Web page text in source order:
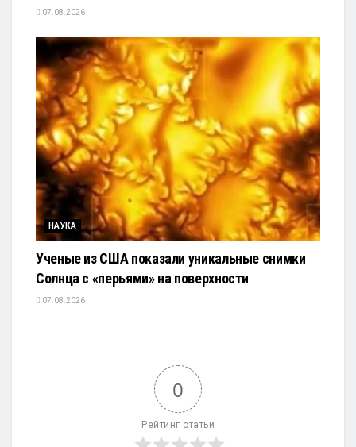
07.08.2026
НАУКА
Ученые из США показали уникальные снимки
Солнца с «перьями» на поверхности
07.08.2026
0
Рейтинг статьи